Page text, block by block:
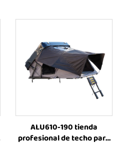
ALU610-190 tienda
profesional de techo para